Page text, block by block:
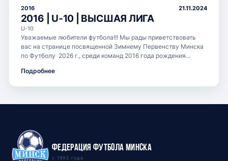
2016 21.11.2024
2016 | U-10 | ВЫСШАЯ ЛИГА
U-10
Уважаемые любители футбола!!! Мы рады приветствовать
вас на странице посвященной Зимнему Первенству Минска
по Футболу 2026 г., среди команд 2016 года рождения...
Подробнее
Федерация футбола Минска
с 1992 года